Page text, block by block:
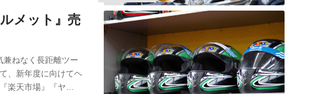
メット』売
兼ねなく長距離ツー
、新年度に向けてヘ
楽天市場』『ヤ…